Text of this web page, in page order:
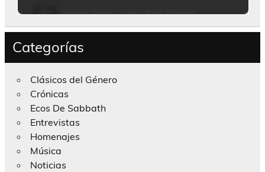
Categorías
Clásicos del Género
Crónicas
Ecos De Sabbath
Entrevistas
Homenajes
Música
Noticias